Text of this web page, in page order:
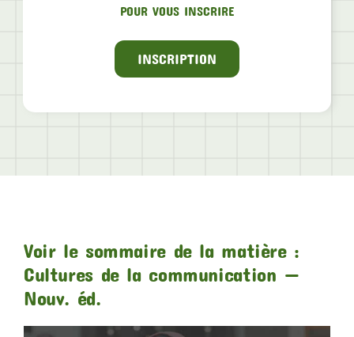
POUR VOUS INSCRIRE
INSCRIPTION
Voir le sommaire de la matière :
Cultures de la communication —
Nouv. éd.